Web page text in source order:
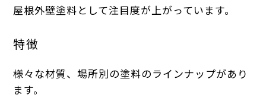
屋根外壁塗料として注目度が上がっています。
特徴
様々な材質、場所別の塗料のラインナップがあり
ます。